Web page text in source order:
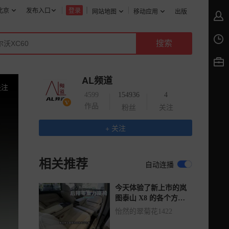
网站地图 移动应用 出版
登录
发布入口
京
AL频道
4599
作品
154936
粉丝
4
关注
+ 关注
相关推荐 自动连播
今天体验了新上市的岚
图泰山 X8 的各个方
面。
怡然的翠菊花1422